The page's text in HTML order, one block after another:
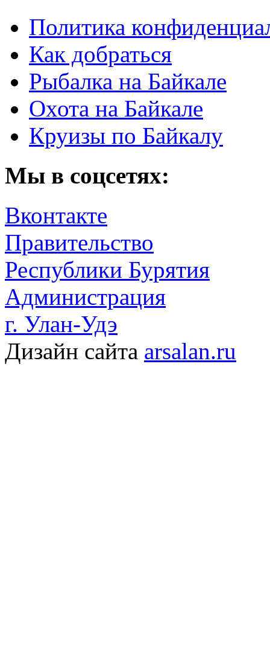
Политика
Как добраться
Рыбалка на Байкале
Охота на Байкале
Круизы по Байкалу
Мы в соцсетях:
Вконтакте
Правительство
Республики Бурятия
Администрация
г. Улан-Удэ
Дизайн сайта arsalan.ru